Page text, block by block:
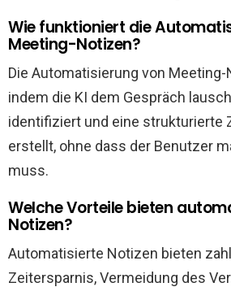
Wie funktioniert die
Meeting-Notizen?
Die Automatisierung von
indem die KI dem Gespräch
identifiziert und eine strukturierte
erstellt, ohne dass der Benutzer
muss.
Welche Vorteile bieten
Notizen?
Automatisierte Notizen bieten
Zeitersparnis, Vermeidung des